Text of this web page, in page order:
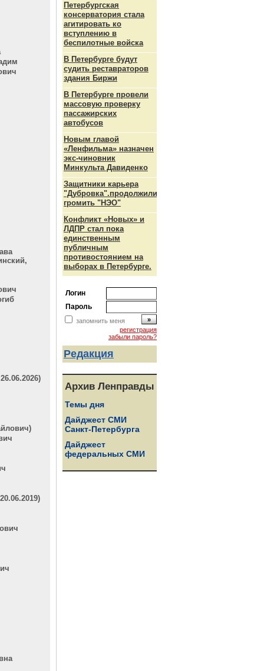
Петербургская
консерватория стала
агитировать ко
вступлению в
беспилотные войска
В Петербурге будут
судить реставраторов
здания Биржи
В Петербурге провели
массовую проверку
пассажирских
автобусов
Новым главой
«Ленфильма» назначен
экс-чиновник
Минкульта Давиденко
Защитники карьера
"Дубровка".продолжили
громить "НЭО"
Конфликт «Новых» и
ЛДПР стал пока
единственным
публичным
противостоянием на
выборах в Петербурге.
Логин
Пароль
запомнить меня
регистрация
забыли пароль?
Редакция
Архив Ленправды
Темы дня
Дайджест СМИ
Санкт-Петербурга
Дайджест
федеральных СМИ